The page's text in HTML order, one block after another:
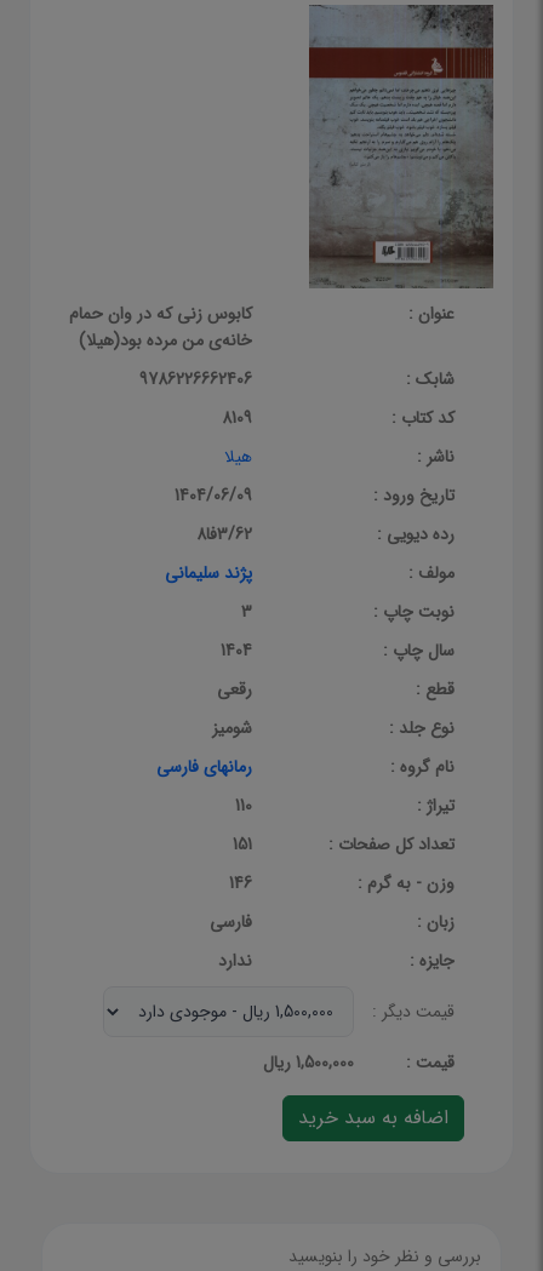
عنوان :
کابوس زنی که در وان حمام
خانه‌ی من مرده بود(هیلا)
شابک :
9786226662406
کد کتاب :
8109
ناشر :
هیلا
تاریخ ورود :
1404/06/09
رده دیویی :
3/62فا8
مولف :
پژند سلیمانی
نوبت چاپ :
3
سال چاپ :
1404
قطع :
رقعی
نوع جلد :
شومیز
نام گروه :
رمانهای فارسی
تیراژ :
110
تعداد کل صفحات :
151
وزن - به گرم :
146
زبان :
فارسی
جایزه :
ندارد
قیمت دیگر :
قيمت :
1,500,000 ریال
بررسی و نظر خود را بنویسید